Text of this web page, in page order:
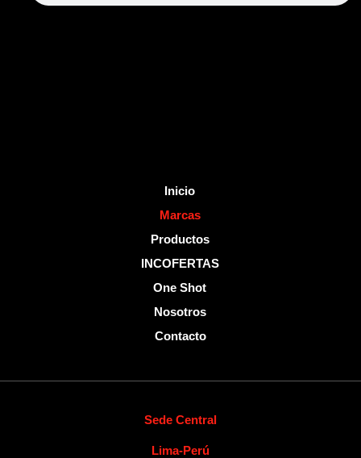
b
u
Inicio
Marcas
Productos
INCOFERTAS
One Shot
Nosotros
Contacto
Sede Central
Lima-Perú